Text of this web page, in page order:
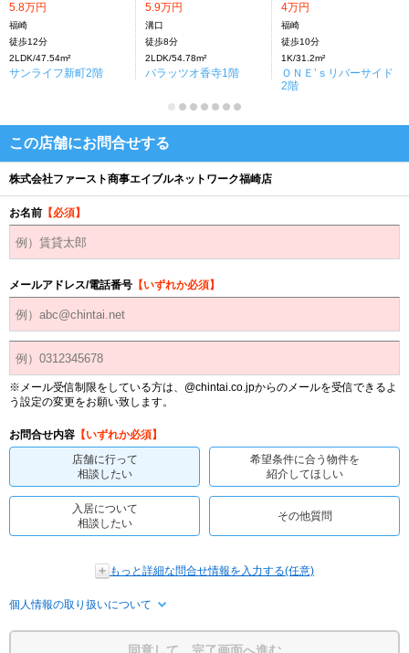
5.8万円
福崎
徒歩12分
2LDK/47.54m²
サンライフ新町2階
5.9万円
溝口
徒歩8分
2LDK/54.78m²
パラッツオ香寺1階
4万円
福崎
徒歩10分
1K/31.2m²
ＯＮＥ’ｓリバーサイド
2階
この店舗にお問合せする
株式会社ファースト商事エイブルネットワーク福崎店
お名前 【必須】
メールアドレス/電話番号 【いずれか必須】
※メール受信制限をしている方は、@chintai.co.jpからのメールを受信できるよ
う設定の変更をお願い致します。
お問合せ内容 【いずれか必須】
店舗に行って
相談したい
希望条件に合う物件を
紹介してほしい
入居について
相談したい
その他質問
もっと詳細な問合せ情報を入力する(任意)
個人情報の取り扱いについて